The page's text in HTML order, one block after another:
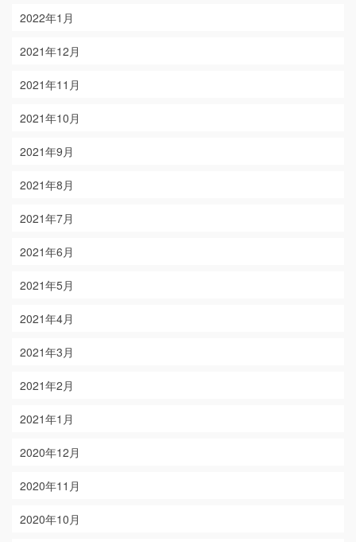
2022年1月
2021年12月
2021年11月
2021年10月
2021年9月
2021年8月
2021年7月
2021年6月
2021年5月
2021年4月
2021年3月
2021年2月
2021年1月
2020年12月
2020年11月
2020年10月